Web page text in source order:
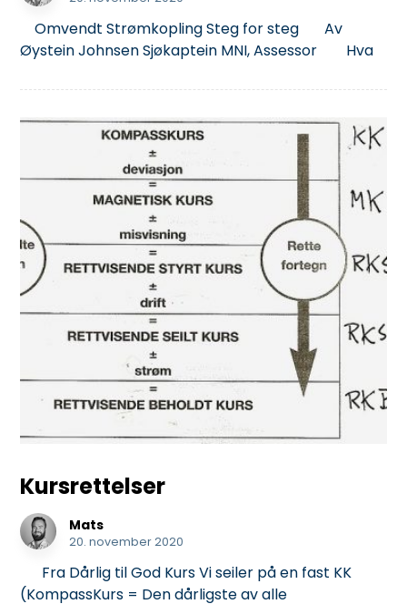
Omvendt Strømkopling Steg for steg Av
Øystein Johnsen Sjøkaptein MNI, Assessor Hva
Kursrettelser
Mats
20. november 2020
Fra Dårlig til God Kurs Vi seiler på en fast KK
(KompassKurs = Den dårligste av alle